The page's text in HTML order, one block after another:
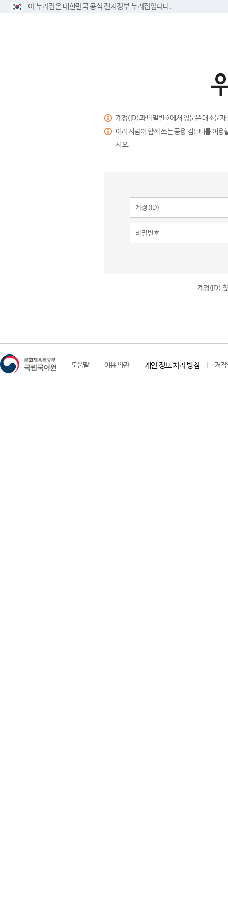
이 누리집은 대한민국 공식 전자정부 누리집입니다.
계정(ID)과 비밀번호에서 영문은 대소문
여러 사람이 함께 쓰는 공용 컴퓨터를 이
시오.
계정(ID)
도움말 이용 약관 개인 정보 처리 방침 저